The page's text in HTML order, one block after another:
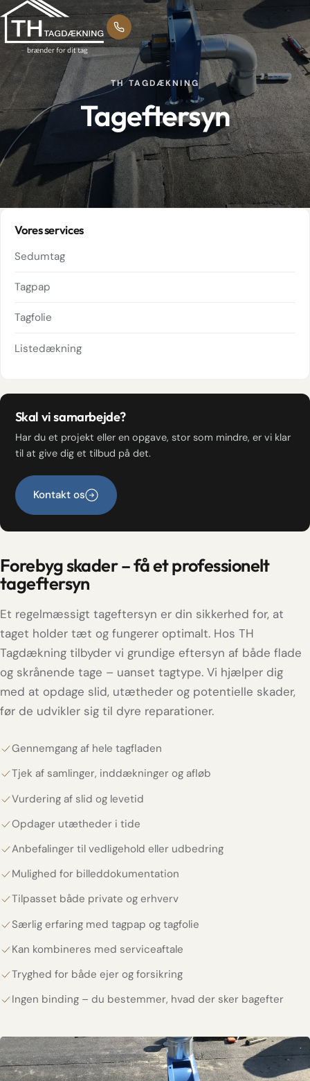
TH TAGDÆKNING
Tageftersyn
Vores services
Sedumtag
Tagpap
Tagfolie
Listedækning
Skal vi samarbejde?
Har du et projekt eller en opgave, stor som mindre, er vi klar
til at give dig et tilbud på det.
Kontakt os
Forebyg skader – få et professionelt
tageftersyn
Et regelmæssigt tageftersyn er din sikkerhed for, at
taget holder tæt og fungerer optimalt. Hos TH
Tagdækning tilbyder vi grundige eftersyn af både flade
og skrånende tage – uanset tagtype. Vi hjælper dig
med at opdage slid, utætheder og potentielle skader,
før de udvikler sig til dyre reparationer.
Gennemgang af hele tagfladen
Tjek af samlinger, inddækninger og afløb
Vurdering af slid og levetid
Opdager utætheder i tide
Anbefalinger til vedligehold eller udbedring
Mulighed for billeddokumentation
Tilpasset både private og erhverv
Særlig erfaring med tagpap og tagfolie
Kan kombineres med serviceaftale
Tryghed for både ejer og forsikring
Ingen binding – du bestemmer, hvad der sker bagefter